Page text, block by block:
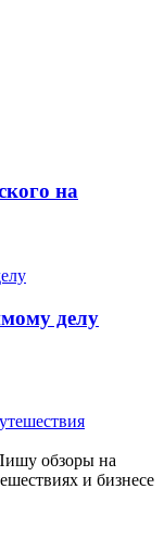
на
делу
обзоры на
и бизнесе